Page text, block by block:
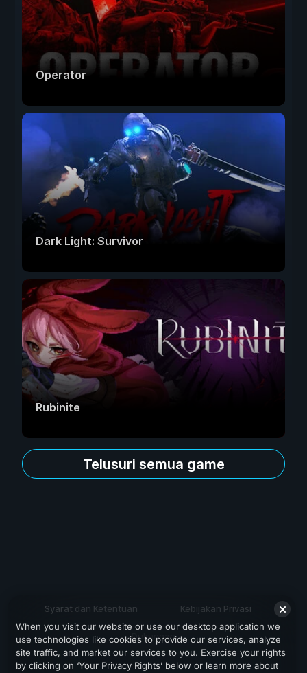
Operator
Dark Light: Survivor
Rubinite
Telusuri semua game
Syarat dan Ketentuan Kebijakan Privasi
Dukungan
When you visit our website or use our desktop application we
use technologies like cookies to provide our services, analyze
site traffic, and market our services to you. Exercise your rights
by clicking on ‘Your Privacy Rights’ below or learn more about